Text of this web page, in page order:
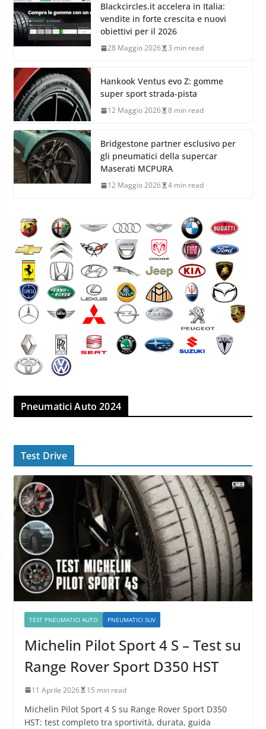
Blackcircles.it accelera in Italia:
vendite in forte crescita e nuovi
obiettivi per il 2026
28 Maggio 2026 3 min read
Hankook Ventus evo Z: gomme
super sport strada-pista
12 Maggio 2026 8 min read
Bridgestone partner esclusivo per
gli pneumatici della supercar
Maserati MCPURA
12 Maggio 2026 4 min read
Pneumatici Auto 2024
Test Drive
TEST PNEUMATICI AUTO PNEUMATICI SUV
Michelin Pilot Sport 4 S – Test su
Range Rover Sport D350 HST
11 Aprile 2026 15 min read
Michelin Pilot Sport 4 S su Range Rover Sport D350
HST: test completo tra sportività, durata, guida